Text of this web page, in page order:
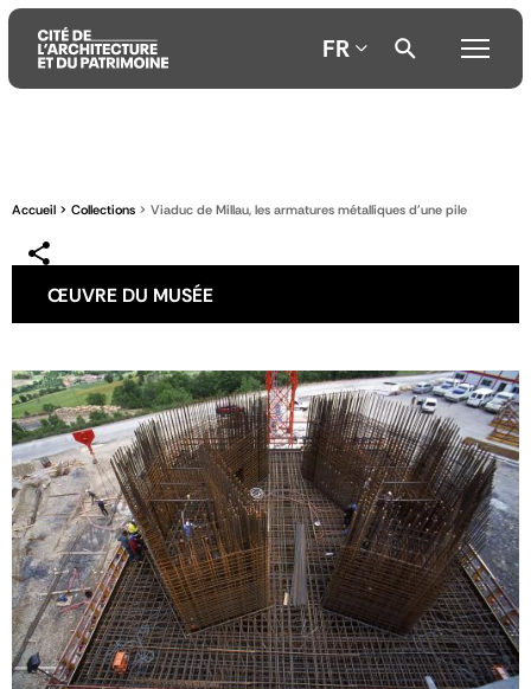
contenu
menu
la
FR
Accueil Collections Viaduc de Millau, les armatures métalliques d'une pile
ŒUVRE DU MUSÉE